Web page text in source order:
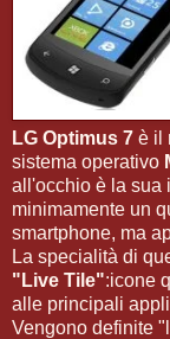
LG Optimus 7 è il
sistema operativo
all'occhio è la sua
minimamente un
smartphone, ma
La specialità di
"Live Tile":icone
alle principali
Vengono definite